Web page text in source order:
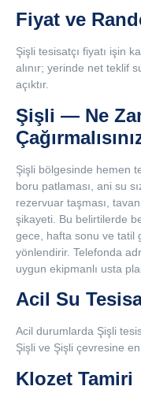
Fiyat ve
Şişli tesisatçı fiyatı işin
alınır; yerinde net teklif
açıktır.
Şişli — Ne
Şişli bölgesinde hemen
boru patlaması, ani su
rezervuar taşması,
şikayeti. Bu belirtilerde
gece, hafta sonu ve tatil
yönlendirir. Telefonda
uygun ekipmanlı usta
Acil Su
Acil durumlarda Şişli
Şişli ve Şişli çevresine
Klozet Tamiri